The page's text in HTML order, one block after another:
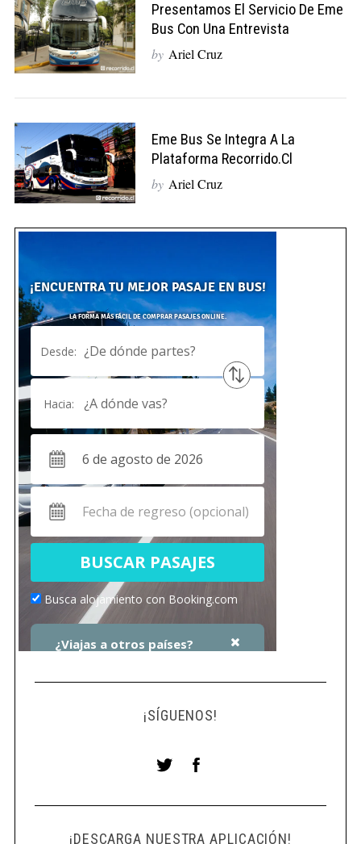
Presentamos El Servicio De Eme
Bus Con Una Entrevista
by Ariel Cruz
Eme Bus Se Integra A La
Plataforma Recorrido.cl
by Ariel Cruz
¡SÍGUENOS!
¡DESCARGA NUESTRA APLICACIÓN!